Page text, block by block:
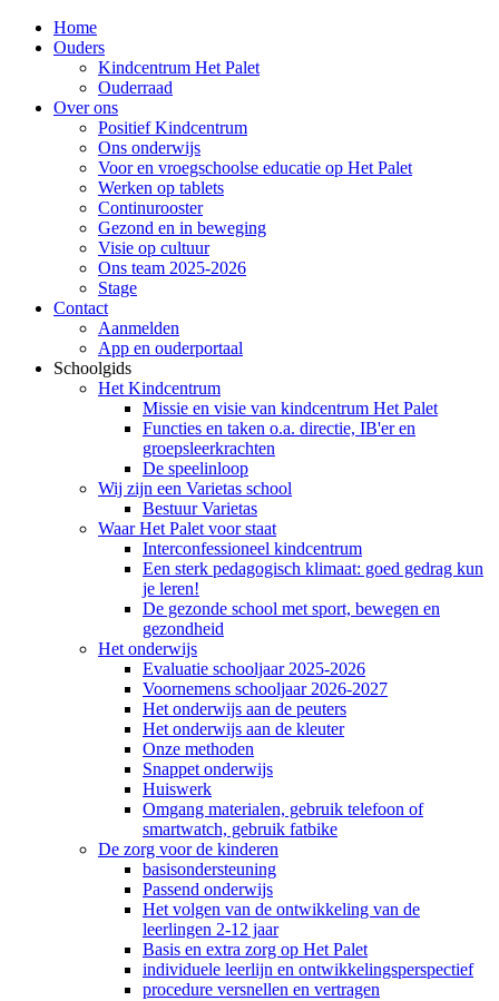
Home
Ouders
Kindcentrum Het Palet
Ouderraad
Over ons
Positief Kindcentrum
Ons onderwijs
Voor en vroegschoolse educatie op Het Palet
Werken op tablets
Continurooster
Gezond en in beweging
Visie op cultuur
Ons team 2025-2026
Stage
Contact
Aanmelden
App en ouderportaal
Schoolgids
Het Kindcentrum
Missie en visie van kindcentrum Het Palet
Functies en taken o.a. directie, IB'er en
groepsleerkrachten
De speelinloop
Wij zijn een Varietas school
Bestuur Varietas
Waar Het Palet voor staat
Interconfessioneel kindcentrum
Een sterk pedagogisch klimaat: goed gedrag kun
je leren!
De gezonde school met sport, bewegen en
gezondheid
Het onderwijs
Evaluatie schooljaar 2025-2026
Voornemens schooljaar 2026-2027
Het onderwijs aan de peuters
Het onderwijs aan de kleuter
Onze methoden
Snappet onderwijs
Huiswerk
Omgang materialen, gebruik telefoon of
smartwatch, gebruik fatbike
De zorg voor de kinderen
basisondersteuning
Passend onderwijs
Het volgen van de ontwikkeling van de
leerlingen 2-12 jaar
Basis en extra zorg op Het Palet
individuele leerlijn en ontwikkelingsperspectief
procedure versnellen en vertragen